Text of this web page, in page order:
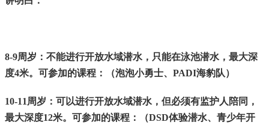
8-9周岁：不能进行开放水域潜水，只能在泳池潜水，最大深
度4米。可参加的课程：（泡泡小勇士、PADI海豹队）
10-11周岁：可以进行开放水域潜水，但必须有监护人陪同，
最大深度12米。可参加的课程：（DSD体验潜水、青少年开